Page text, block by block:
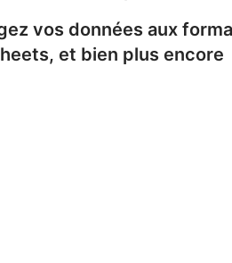
vos données aux
et bien plus encore